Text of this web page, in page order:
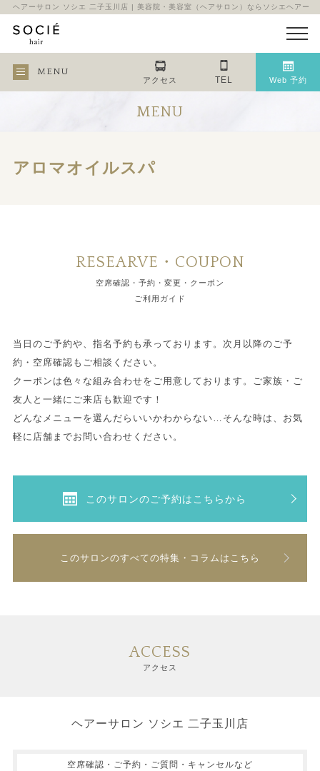
ヘアーサロン ソシエ 二子玉川店 | 美容院・美容室（ヘアサロン）ならソシエヘアー
MENU
アクセス TEL Web 予約
MENU
アロマオイルスパ
RESEARVE・COUPON
空席確認・予約・変更・クーポン
ご利用ガイド
当日のご予約や、指名予約も承っております。次月以降のご予
約・空席確認もご相談ください。
クーポンは色々な組み合わせをご用意しております。ご家族・ご
友人と一緒にご来店も歓迎です！
どんなメニューを選んだらいいかわからない…そんな時は、お気
軽に店舗までお問い合わせください。
このサロンのご予約はこちらから
このサロンのすべての特集・コラムはこちら
ACCESS
アクセス
ヘアーサロン ソシエ 二子玉川店
空席確認・ご予約・ご質問・キャンセルなど